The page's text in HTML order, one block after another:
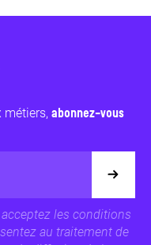
métiers, abonnez-vous
les conditions
au traitement de